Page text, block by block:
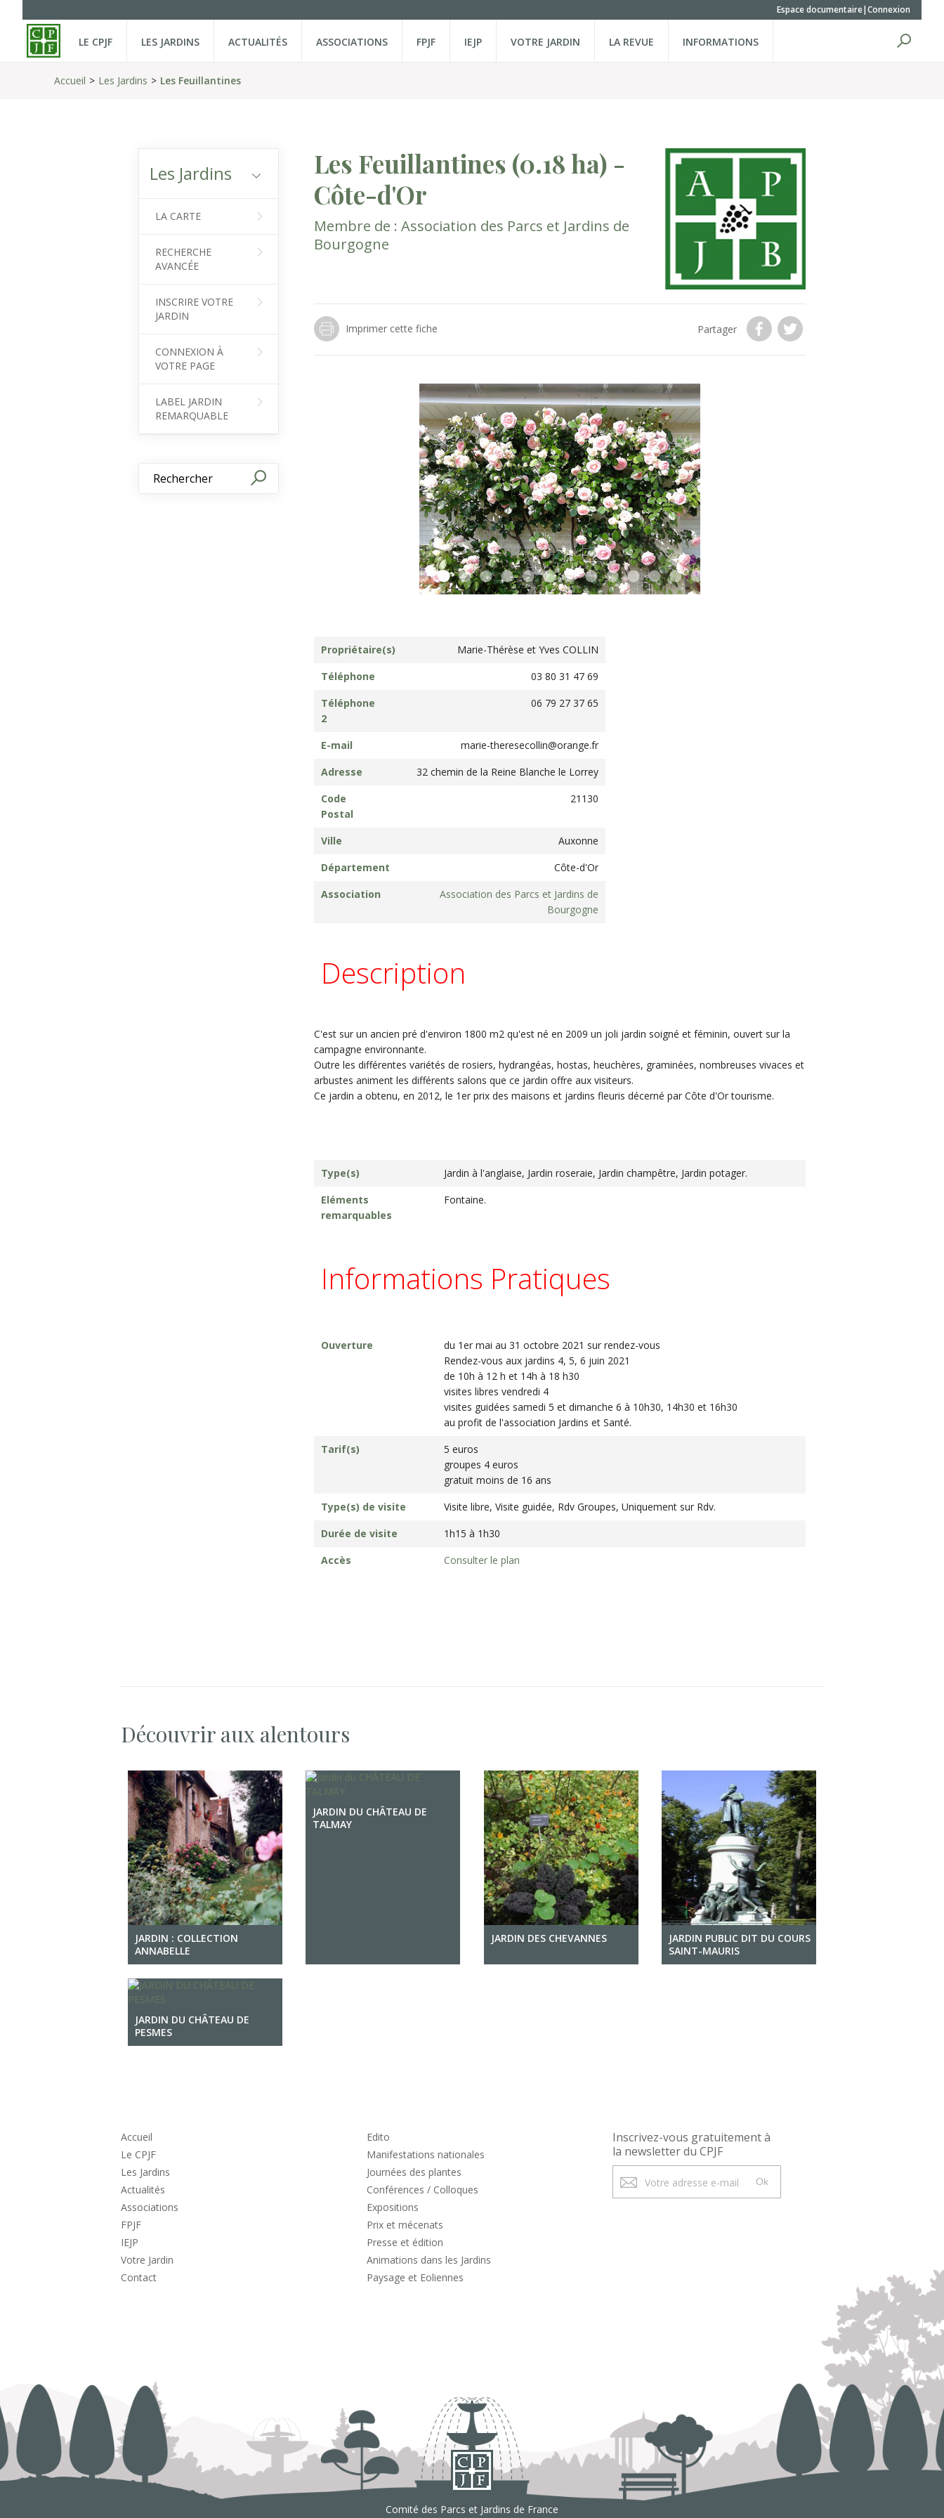
Espace documentaire Connexion
LE CPJF LES JARDINS ACTUALITÉS ASSOCIATIONS FPJF IEJP VOTRE JARDIN LA REVUE INFORMATIONS
Accueil Les Jardins Les Feuillantines
Les Jardins
LA CARTE
RECHERCHE
AVANCÉE
INSCRIRE VOTRE
JARDIN
CONNEXION À
VOTRE PAGE
LABEL JARDIN
REMARQUABLE
Les Feuillantines (0.18 ha) -
Côte-d'Or
Membre de : Association des Parcs et Jardins de
Bourgogne
Imprimer cette fiche Partager
Propriétaire(s)
Marie-Thérèse et Yves COLLIN
Téléphone
03 80 31 47 69
Téléphone
2
06 79 27 37 65
E-mail
marie-theresecollin@orange.fr
Adresse
32 chemin de la Reine Blanche le Lorrey
Code
Postal
21130
Ville
Auxonne
Département
Côte-d'Or
Association
Association des Parcs et Jardins de
Bourgogne
Description
C'est sur un ancien pré d'environ 1800 m2 qu'est né en 2009 un joli jardin soigné et féminin, ouvert sur la
campagne environnante.
Outre les différentes variétés de rosiers, hydrangéas, hostas, heuchères, graminées, nombreuses vivaces et
arbustes animent les différents salons que ce jardin offre aux visiteurs.
Ce jardin a obtenu, en 2012, le 1er prix des maisons et jardins fleuris décerné par Côte d'Or tourisme.
Type(s)
Jardin à l'anglaise, Jardin roseraie, Jardin champêtre, Jardin potager.
Eléments
remarquables
Fontaine.
Informations Pratiques
Ouverture
du 1er mai au 31 octobre 2021 sur rendez-vous
Rendez-vous aux jardins 4, 5, 6 juin 2021
de 10h à 12 h et 14h à 18 h30
visites libres vendredi 4
visites guidées samedi 5 et dimanche 6 à 10h30, 14h30 et 16h30
au profit de l'association Jardins et Santé.
Tarif(s)
5 euros
groupes 4 euros
gratuit moins de 16 ans
Type(s) de visite
Visite libre, Visite guidée, Rdv Groupes, Uniquement sur Rdv.
Durée de visite
1h15 à 1h30
Accès
Consulter le plan
Découvrir aux alentours
JARDIN : COLLECTION
ANNABELLE
JARDIN DU CHÂTEAU DE
TALMAY
JARDIN DES CHEVANNES
JARDIN PUBLIC DIT DU COURS
SAINT-MAURIS
JARDIN DU CHÂTEAU DE
PESMES
Accueil
Le CPJF
Les Jardins
Actualités
Associations
FPJF
IEJP
Votre Jardin
Contact
Edito
Manifestations nationales
Journées des plantes
Conférences / Colloques
Expositions
Prix et mécenats
Presse et édition
Animations dans les Jardins
Paysage et Eoliennes
Inscrivez-vous gratuitement à
la newsletter du CPJF
Ok
Comité des Parcs et Jardins de France